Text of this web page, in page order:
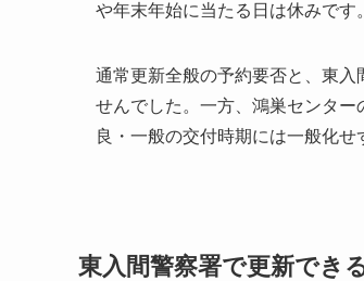
や年末年始に当たる日は休みです。
通常更新全般の予約要否と、東
せんでした。一方、鴻巣センタ
良・一般の交付時期には一般化
東入間警察署で更新でき